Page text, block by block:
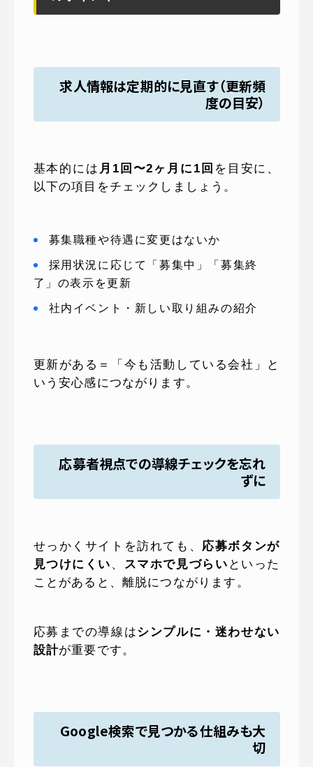
求人情報は定期的に見直す（更新頻
度の目安）
基本的には 月1回〜2ヶ月に1回 を目安に、
以下の項目をチェックしましょう。
募集職種や待遇に変更はないか
採用状況に応じて「募集中」「募集終
了」の表示を更新
社内イベント・新しい取り組みの紹介
更新がある＝「今も活動している会社」と
いう安心感につながります。
応募者視点での導線チェックを忘れ
ずに
せっかくサイトを訪れても、 応募ボタンが
見つけにくい 、 スマホで見づらい といった
ことがあると、離脱につながります。
応募までの導線はシンプルに・迷わせない
設計が重要です。
Google検索で見つかる仕組みも大
切